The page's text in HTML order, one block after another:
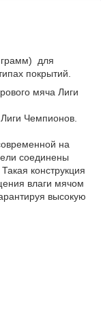
грамм) для
покрытий.
мяча Лиги
Чемпионов.
на
соединены
конструкция
влаги мячом
высокую